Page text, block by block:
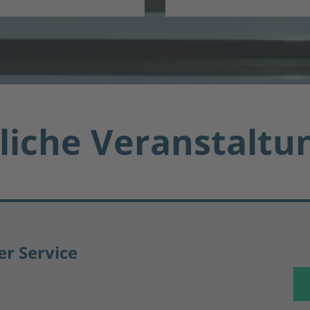
Service